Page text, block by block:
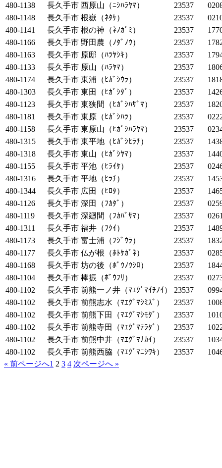
480-1138
長久手市 西原山（ﾆｼﾊﾗﾔﾏ） 23537
480-1148
長久手市 根嶽（ﾈﾀｹ） 23537
480-1141
長久手市 根の神（ﾈﾉｶﾞﾐ） 23537
480-1166
長久手市 野田農（ﾉﾀﾞﾉｳ） 23537
480-1163
長久手市 原邸（ﾊﾗﾔｼｷ） 23537
480-1133
長久手市 原山（ﾊﾗﾔﾏ） 23537
480-1174
長久手市 東浦（ﾋｶﾞｼｳﾗ） 23537
480-1303
長久手市 東田（ﾋｶﾞｼﾀﾞ） 23537
480-1123
長久手市 東狭間（ﾋｶﾞｼﾊｻﾞﾏ） 23537
480-1181
長久手市 東原（ﾋｶﾞｼﾊﾗ） 23537
480-1158
長久手市 東原山（ﾋｶﾞｼﾊﾗﾔﾏ） 23537
480-1315
長久手市 東平地（ﾋｶﾞｼﾋﾗﾁ） 23537
480-1318
長久手市 東山（ﾋｶﾞｼﾔﾏ） 23537
480-1155
長久手市 平池（ﾋﾗｲｹ） 23537
480-1316
長久手市 平地（ﾋﾗﾁ） 23537
480-1344
長久手市 広田（ﾋﾛﾀ） 23537
480-1126
長久手市 深田（ﾌｶﾀﾞ） 23537
480-1119
長久手市 深廻間（ﾌｶﾊﾞｻﾏ） 23537
0261
480-1311
長久手市 福井（ﾌｸｲ） 23537
480-1173
長久手市 富士浦（ﾌｼﾞｳﾗ） 23537
480-1177
長久手市 仏が根（ﾎﾄｹｶﾞﾈ） 23537
480-1168
長久手市 坊の後（ﾎﾞｳﾉｳｼﾛ） 23537
480-1104
長久手市 棒振（ﾎﾞｳﾌﾘ） 23537
480-1102
長久手市 前熊一ノ井（ﾏｴｸﾞﾏｲﾁﾉｲ） 23537
480-1102
長久手市 前熊志水（ﾏｴｸﾞﾏｼﾐｽﾞ） 23537
480-1102
長久手市 前熊下田（ﾏｴｸﾞﾏｼﾓﾀﾞ） 23537
480-1102
長久手市 前熊寺田（ﾏｴｸﾞﾏﾃﾗﾀﾞ） 23537
480-1102
長久手市 前熊中井（ﾏｴｸﾞﾏﾅｶｲ） 23537
480-1102
長久手市 前熊西脇（ﾏｴｸﾞﾏﾆｼﾜｷ） 23537
« 前ページへ1 2 3 4 次ページへ »